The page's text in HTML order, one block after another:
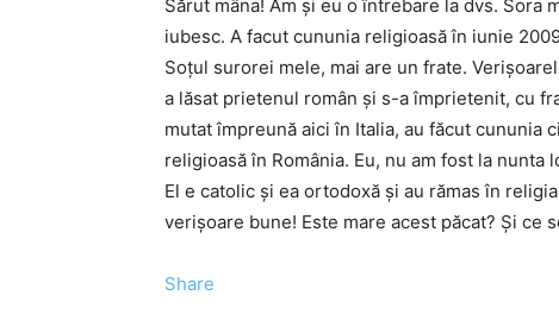
Sărut mâna! Am şi eu o întrebare la dvs. Sora
iubesc. A facut cununia religioasă în iunie
Soţul surorei mele, mai are un frate.
a lăsat prietenul român şi s-a împrietenit, cu
mutat împreună aici în Italia, au făcut cununia
religioasă în România. Eu, nu am fost la
El e catolic şi ea ortodoxă şi au rămas în
verişoare bune! Este mare acest păcat? Şi ce
Share